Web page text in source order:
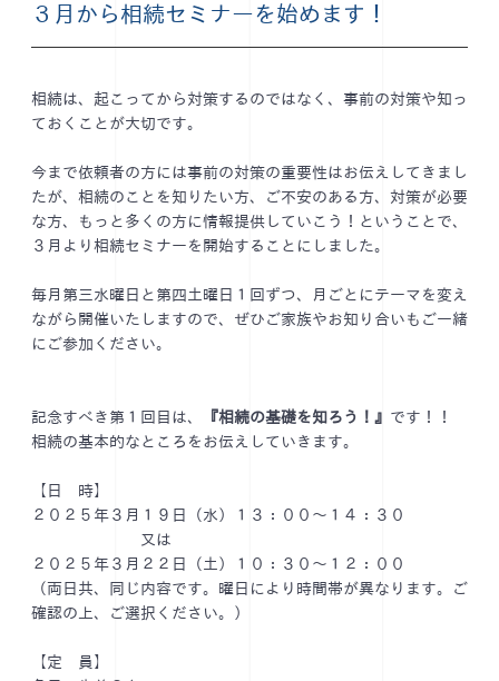
３月から相続セミナーを始めます！
相続は、起こってから対策するのではなく、事前の対策や知っ
ておくことが大切です。
今まで依頼者の方には事前の対策の重要性はお伝えしてきまし
たが、相続のことを知りたい方、ご不安のある方、対策が必要
な方、もっと多くの方に情報提供していこう！ということで、
３月より相続セミナーを開始することにしました。
毎月第三水曜日と第四土曜日１回ずつ、月ごとにテーマを変え
ながら開催いたしますので、ぜひご家族やお知り合いもご一緒
にご参加ください。
記念すべき第１回目は、 『相続の基礎を知ろう！』 です！！
相続の基本的なところをお伝えしていきます。
【日 時】
２０２５年３月１９日（水）１３：００～１４：３０
又は
２０２５年３月２２日（土）１０：３０～１２：００
（両日共、同じ内容です。曜日により時間帯が異なります。ご
確認の上、ご選択ください。）
【定 員】